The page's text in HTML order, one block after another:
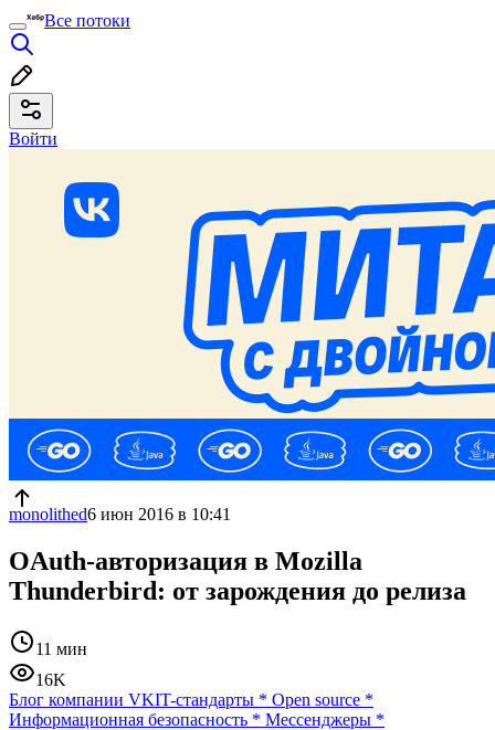
Все потоки
Войти
monolithed6 июн 2016 в 10:41
OAuth-авторизация в Mozilla
Thunderbird: от зарождения до релиза
11 мин
16K
Блог компании VKIT-стандарты * Open source *
Информационная безопасность * Мессенджеры *